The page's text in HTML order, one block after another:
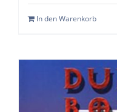
In den Warenkorb